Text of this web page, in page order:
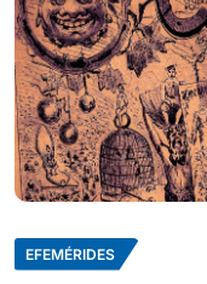
EFEMÉRIDES